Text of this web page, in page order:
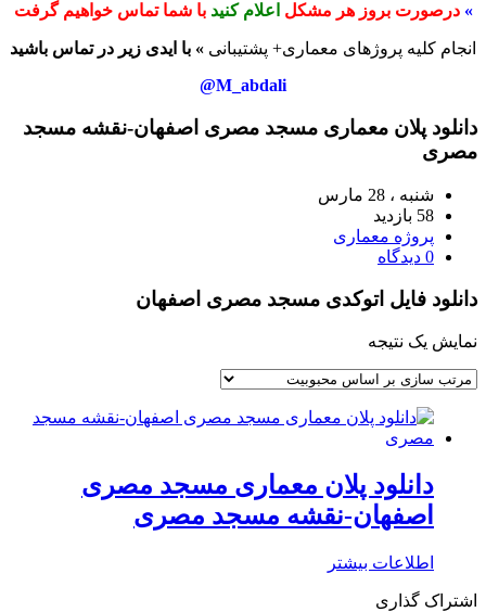
» درصورت بروز هر مشکل اعلام کنید با شما تماس خواهیم گرفت
انجام کلیه پروژهای معماری+ پشتیبانی » با ایدی زیر در تماس باشید
M_abdali@
دانلود پلان معماری مسجد مصری اصفهان-نقشه مسجد
مصری
شنبه ، 28 مارس
58 بازدید
پروژه معماری
0 دیدگاه
دانلود فایل اتوکدی مسجد مصری اصفهان
نمایش یک نتیجه
دانلود پلان معماری مسجد مصری
اصفهان-نقشه مسجد مصری
اطلاعات بیشتر
اشتراک گذاری